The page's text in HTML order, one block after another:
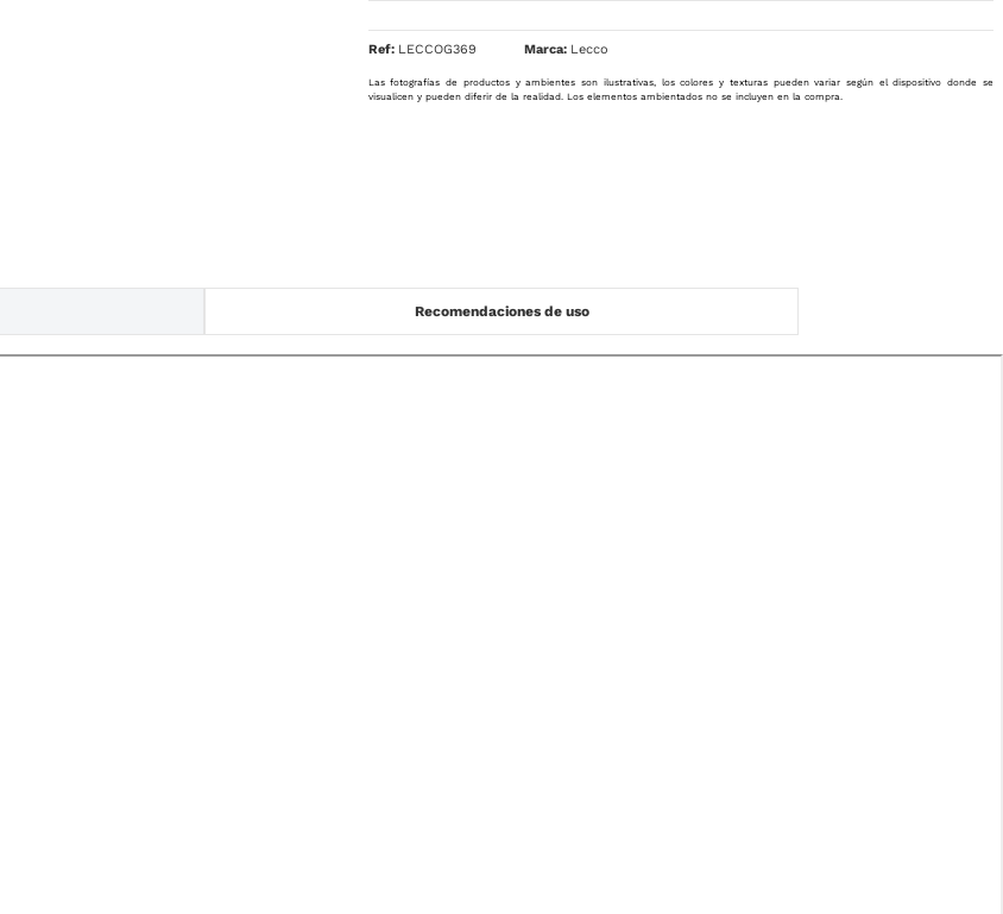
Ref: LECCOG369 Lecco
Las fotografías de productos y ambientes son ilustrativas, los colores y texturas pueden variar según el dispositivo donde se
visualicen y pueden diferir de la realidad. Los elementos ambientados no se incluyen en la compra.
Recomendaciones de uso